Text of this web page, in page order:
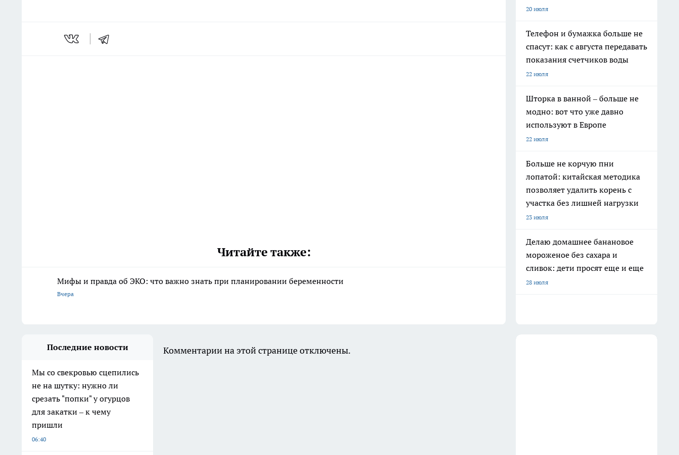
Читайте также:
Мифы и правда об ЭКО: что важно знать при планировании беременности
Вчера
20 июля
Телефон и бумажка больше не
спасут: как с августа передавать
показания счетчиков воды
22 июля
Шторка в ванной – больше не
модно: вот что уже давно
используют в Европе
22 июля
Больше не корчую пни
лопатой: китайская методика
позволяет удалить корень с
участка без лишней нагрузки
23 июля
Делаю домашнее банановое
мороженое без сахара и
сливок: дети просят еще и еще
28 июля
Последние новости
Мы со свекровью сцепились
не на шутку: нужно ли
срезать "попки" у огурцов
для закатки – к чему
пришли
06:40
Комментарии на этой странице отключены.